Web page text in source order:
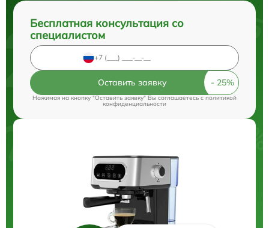
Бесплатная консультация со
специалистом
Оставить заявку
Нажимая на кнопку "Оставить заявку" Вы соглашаетесь cполитикой
конфиденциальности